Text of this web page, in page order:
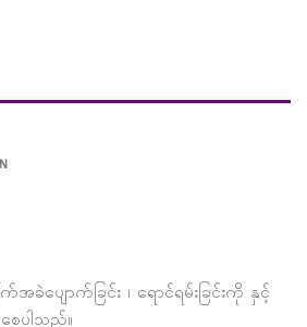
ျောက်ခြင်း ၊ ရောင်ရမ်းခြင်းကို နှင့်
ေပါသည်။